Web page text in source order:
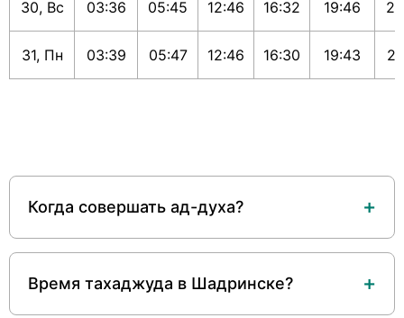
30, Вс 03:36 05:45 12:46 16:32 19:46
31, Пн 03:39 05:47 12:46 16:30 19:43
Когда совершать ад-духа?
Время тахаджуда в Шадринске?